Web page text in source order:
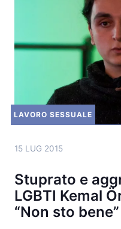
LAVORO SESSUALE
15 LUG 2015
Stuprato e
LGBTI Kemal
“Non sto bene”